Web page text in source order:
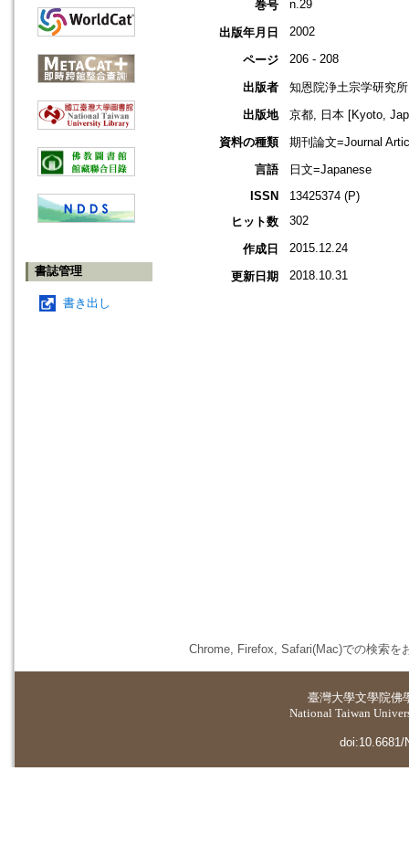
書誌管理
書き出し
巻号
n.29
出版年月日 2002
ページ 206 - 208
出版者
知恩院浄土宗学研究所
出版地
京都, 日本 [Kyoto,
資料の種類
期刊論文=Journal
言語
日文=Japanese
ISSN
13425374 (P)
ヒット数
302
作成日 2015.12.24
更新日期 2018.10.31
Chrome, Firefox, Safari(Mac)での検索を
臺灣大學文學院佛
National Taiwan
doi:10.6681/